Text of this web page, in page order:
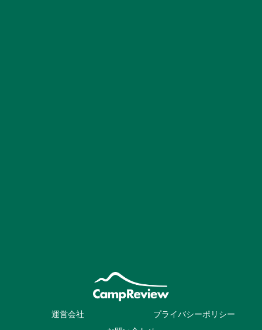
運営会社
プライバシーポリシー